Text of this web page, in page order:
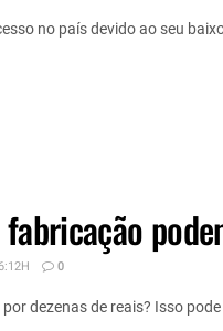
no país devido ao seu
0
dezenas de reais? Isso